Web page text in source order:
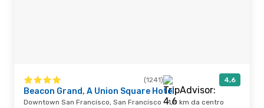
(1241) 4,6
Beacon Grand, A Union Square Hotel
Downtown San Francisco, San Francisco · 1,8 km da centro